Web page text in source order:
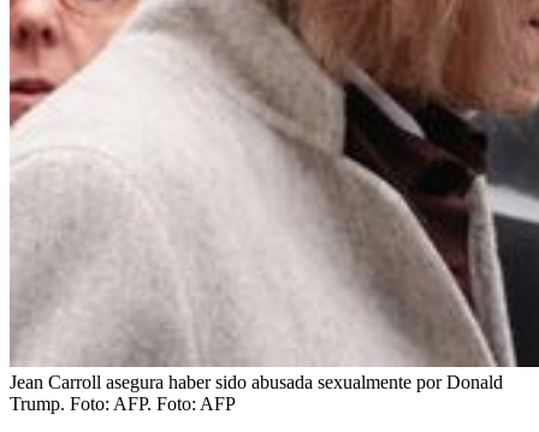
Jean Carroll asegura haber sido abusada sexualmente por Donald
Trump. Foto: AFP. Foto: AFP